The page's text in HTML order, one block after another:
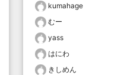
kumahage
むー
yass
はにわ
きしめん